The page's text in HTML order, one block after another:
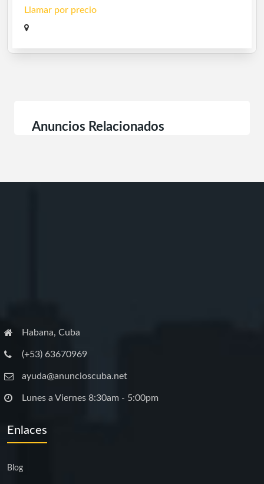
Llamar por precio
Anuncios Relacionados
Habana, Cuba
(+53) 63670969
ayuda@anuncioscuba.net
Lunes a Viernes 8:30am - 5:00pm
Enlaces
Blog